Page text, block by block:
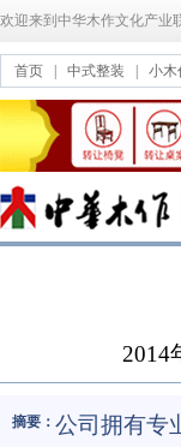
欢迎来到中华木作文化产业
首页 中式整装 小木
2014
摘要： 公司拥有专